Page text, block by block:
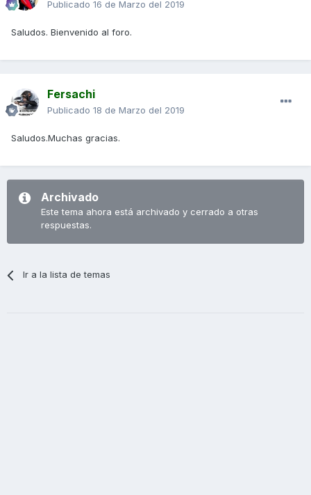
Publicado 16 de Marzo del 2019
Saludos. Bienvenido al foro.
Fersachi
Publicado 18 de Marzo del 2019
Saludos.Muchas gracias.
Archivado
Este tema ahora está archivado y cerrado a otras
respuestas.
Ir a la lista de temas